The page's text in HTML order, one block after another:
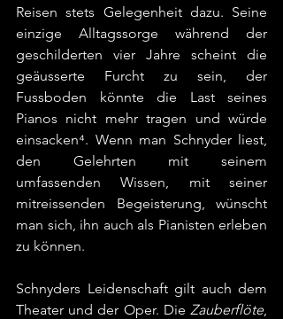
Reisen stets Gelegenheit dazu. Seine
einzige Alltagssorge während der
geschilderten vier Jahre scheint die
geäusserte Furcht zu sein, der
Fussboden könnte die Last seines
Pianos nicht mehr tragen und würde
einsacken⁴. Wenn man Schnyder liest,
den Gelehrten mit seinem
umfassenden Wissen, mit seiner
mitreissenden Begeisterung, wünscht
man sich, ihn auch als Pianisten erleben
zu können.
Schnyders Leidenschaft gilt auch dem
Theater und der Oper. Die Zauberflöte